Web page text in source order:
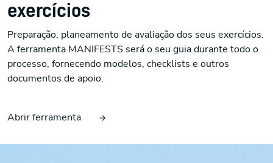
exercícios
Preparação, planeamento de avaliação dos seus exercícios.
A ferramenta MANIFESTS será o seu guia durante todo o
processo, fornecendo modelos, checklists e outros
documentos de apoio.
Abrir ferramenta